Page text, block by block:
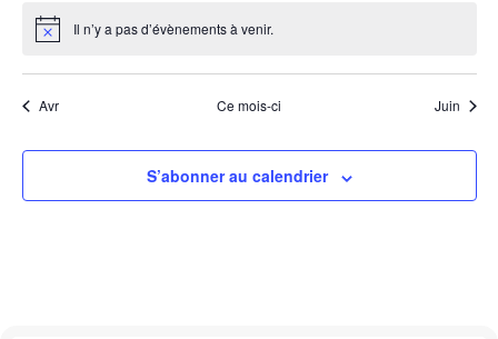
Il n’y a pas d’évènements à venir.
Avr Ce mois-ci Juin
S’abonner au calendrier